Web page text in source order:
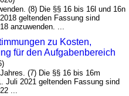
(8) Die §§ 16 bis 16l und 16n
geltenden Fassung sind
anzuwenden. ...
zu Kosten,
für den Aufgabenbereich
(7) Die §§ 16 bis 16m
Juli 2021 geltenden Fassung sind
...